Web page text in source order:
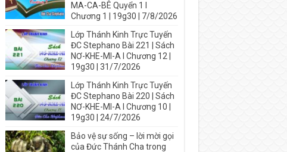
MA-CA-BÊ Quyển 1 I
Chương 1 | 19g30 | 7/8/2026
Lớp Thánh Kinh Trực Tuyến
ĐC Stephano Bài 221 | Sách
NƠ-KHE-MI-A I Chương 12 |
19g30 | 31/7/2026
Lớp Thánh Kinh Trực Tuyến
ĐC Stephano Bài 220 | Sách
NƠ-KHE-MI-A I Chương 10 |
19g30 | 24/7/2026
Bảo vệ sự sống – lời mời gọi
của Đức Thánh Cha trong